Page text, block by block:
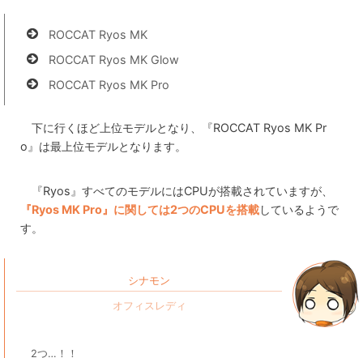
ROCCAT Ryos MK
ROCCAT Ryos MK Glow
ROCCAT Ryos MK Pro
下に行くほど上位モデルとなり、『ROCCAT Ryos MK Pr
o』は最上位モデルとなります。
『Ryos』すべてのモデルにはCPUが搭載されていますが、
『Ryos MK Pro』に関しては2つのCPUを搭載しているようで
す。
シナモン
2つ…！！